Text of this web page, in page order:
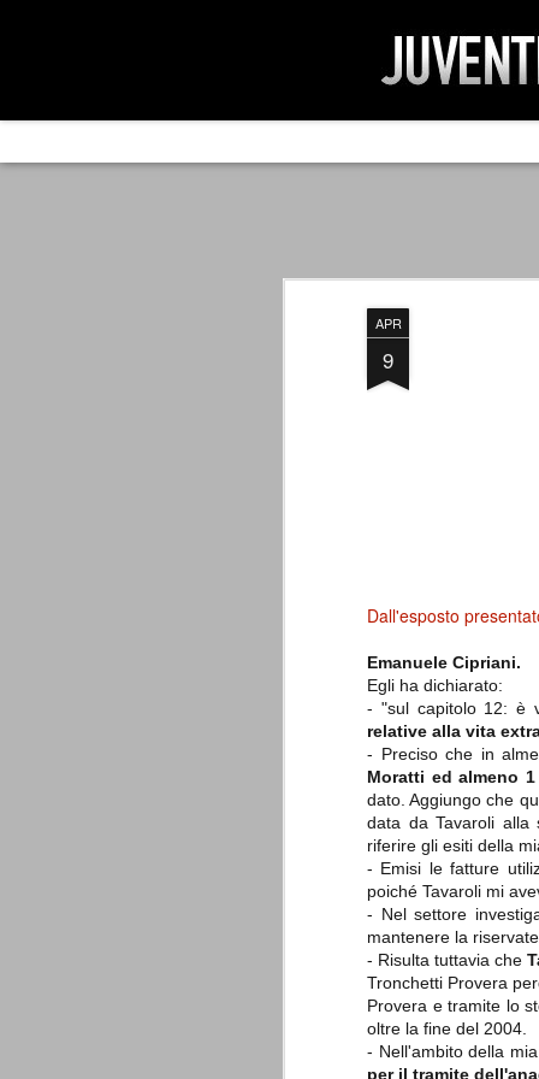
APR
9
Dall'esposto
Emanuele Cipriani.
Egli ha dichiarato:
- "sul capitolo 12: è
relative alla vita
- Preciso che in
Moratti ed almeno
dato. Aggiungo che
data da Tavaroli alla
riferire gli esiti della
- Emisi le fatture
poiché Tavaroli mi
- Nel settore
mantenere la
- Risulta tuttavia che
Tronchetti Provera
Provera e tramite lo
oltre la fine del 2004.
- Nell'ambito della
per il tramite
Ed infatti, per chi ricorda le convulse
davvero impresa impossibile quella di
erano abbattuti sulla Juventus.
cuore stava vivendo il suo periodo
più buio, annichilita nel suo
dare molte speranze di un futuro
La Juve meno italiana
Sulle implicazioni anche
relativi criteri di compilazione),
7 (alcuni dei quali utilizzati poco o
che sono italiani invece solo 2 dei 10
Roma - Juventus 2-1
La Juventus rimedia una sonora